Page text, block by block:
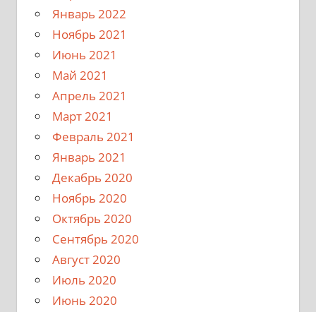
Январь 2022
Ноябрь 2021
Июнь 2021
Май 2021
Апрель 2021
Март 2021
Февраль 2021
Январь 2021
Декабрь 2020
Ноябрь 2020
Октябрь 2020
Сентябрь 2020
Август 2020
Июль 2020
Июнь 2020